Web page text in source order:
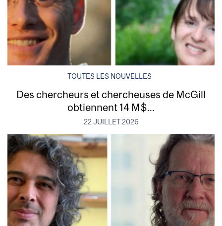
TOUTES LES NOUVELLES
Des chercheurs et chercheuses de McGill
obtiennent 14 M$...
22 JUILLET 2026